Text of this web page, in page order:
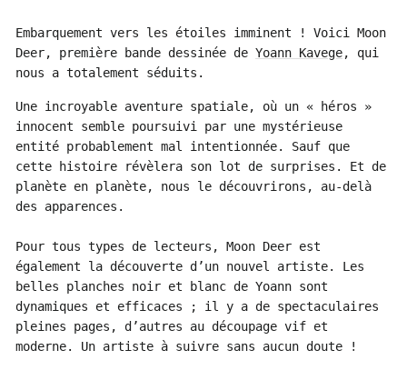
Embarquement vers les étoiles imminent ! Voici Moon
Deer, première bande dessinée de Yoann Kavege, qui
nous a totalement séduits.
Une incroyable aventure spatiale, où un « héros »
innocent semble poursuivi par une mystérieuse
entité probablement mal intentionnée. Sauf que
cette histoire révèlera son lot de surprises. Et de
planète en planète, nous le découvrirons, au-delà
des apparences.
Pour tous types de lecteurs, Moon Deer est
également la découverte d’un nouvel artiste. Les
belles planches noir et blanc de Yoann sont
dynamiques et efficaces ; il y a de spectaculaires
pleines pages, d’autres au découpage vif et
moderne. Un artiste à suivre sans aucun doute !